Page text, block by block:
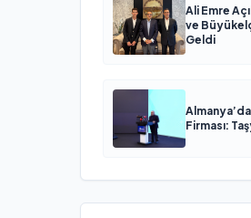
Ali Emre
ve
Geldi
Firması: